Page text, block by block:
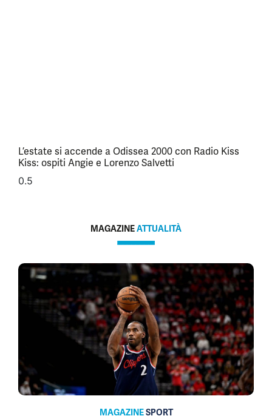
L’estate si accende a Odissea 2000 con Radio Kiss
Kiss: ospiti Angie e Lorenzo Salvetti
MAGAZINEATTUALITÀ
MAGAZINESPORT